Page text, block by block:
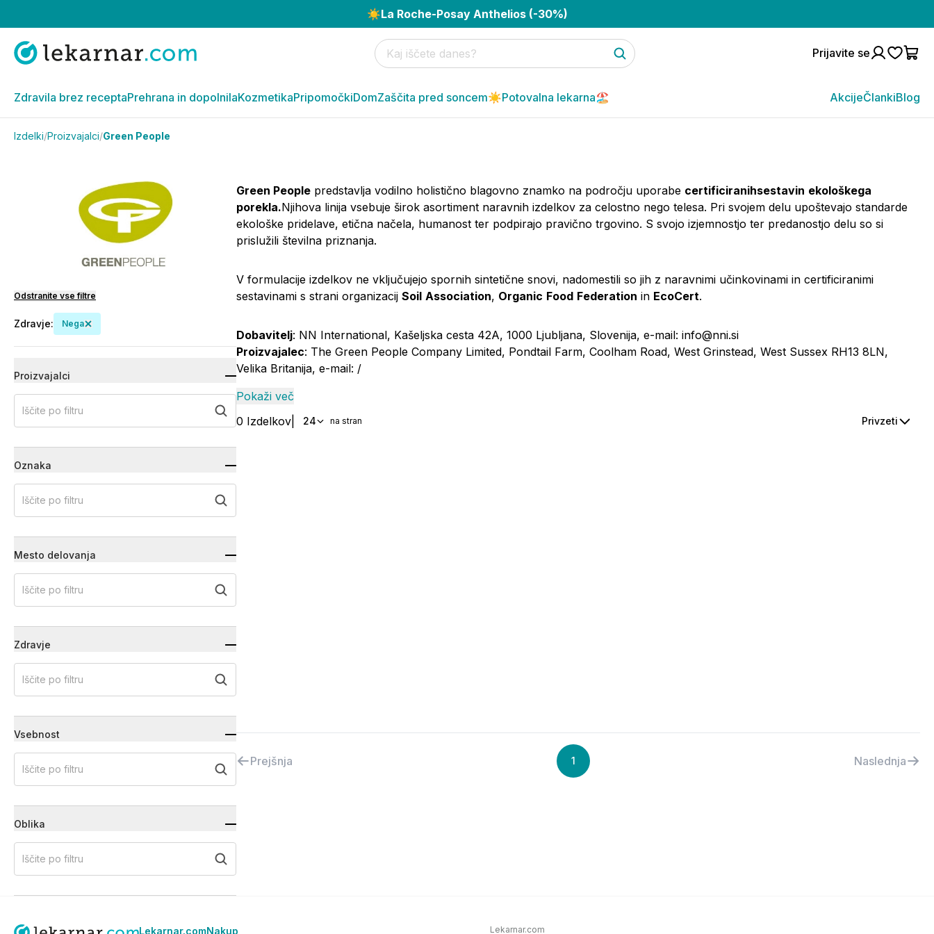
☀️La Roche-Posay Anthelios (-30%)
Prijavite se
Zdravila brez receptaPrehrana in dopolnilaKozmetikaPripomočkiDomZaščita pred soncem☀️Potovalna lekarna🏖️ AkcijeČlankiBlog
Izdelki/Proizvajalci/Green People
Odstranite vse filtre
Zdravje: Nega
Proizvajalci
Iščite po filtru
Oznaka
Iščite po filtru
Mesto delovanja
Iščite po filtru
Zdravje
Iščite po filtru
Vsebnost
Iščite po filtru
Oblika
Iščite po filtru
Green People predstavlja vodilno holistično blagovno znamko na področju uporabe certificiranihsestavin ekološkega
porekla.Njihova linija vsebuje širok asortiment naravnih izdelkov za celostno nego telesa. Pri svojem delu upoštevajo standarde
ekološke pridelave, etična načela, humanost ter podpirajo pravično trgovino. S svojo izjemnostjo ter predanostjo delu so si
prislužili številna priznanja.
V formulacije izdelkov ne vključujejo spornih sintetične snovi, nadomestili so jih z naravnimi učinkovinami in certificiranimi
sestavinami s strani organizacij Soil Association, Organic Food Federation in EcoCert.
Dobavitelj: NN International, Kašeljska cesta 42A, 1000 Ljubljana, Slovenija, e-mail: info@nni.si
Proizvajalec: The Green People Company Limited, Pondtail Farm, Coolham Road, West Grinstead, West Sussex RH13 8LN,
Velika Britanija, e-mail: /
Pokaži več
0 Izdelkov 24 na stran Privzeti
Prejšnja 1 Naslednja
Lekarnar.comNakup Lekarnar.com